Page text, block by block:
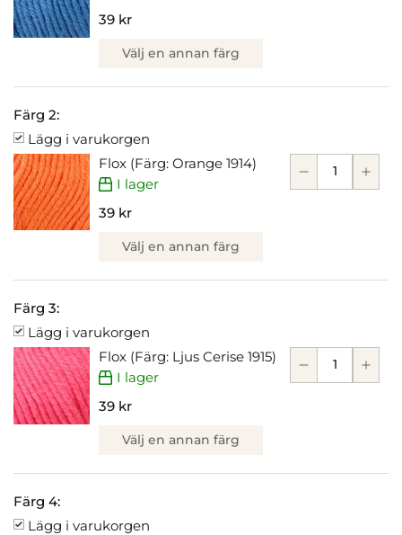
39 kr
Välj en annan färg
Färg 2:
Lägg i varukorgen
Flox (Färg: Orange 1914)
I lager
39 kr
Välj en annan färg
Färg 3:
Lägg i varukorgen
Flox (Färg: Ljus Cerise 1915)
I lager
39 kr
Välj en annan färg
Färg 4:
Lägg i varukorgen